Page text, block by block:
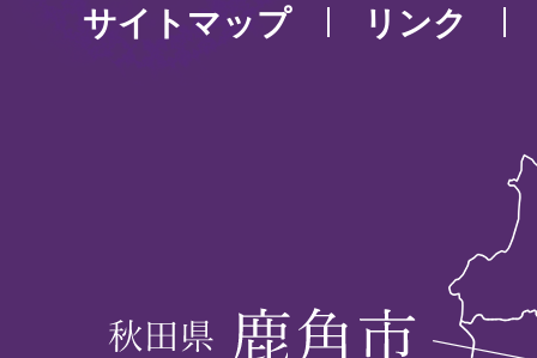
サイトマップ
リンク